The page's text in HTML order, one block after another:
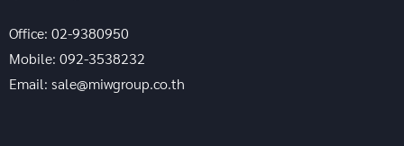
Office: 02-9380950
Mobile: 092-3538232
Email: sale@miwgroup.co.th